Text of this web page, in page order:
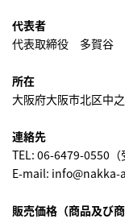
代表者
代表取締役 多賀谷
所在
大阪府大阪市北区中
連絡先
TEL: 06-6479-0550
E-mail: info@nakka-
販売価格（商品及び